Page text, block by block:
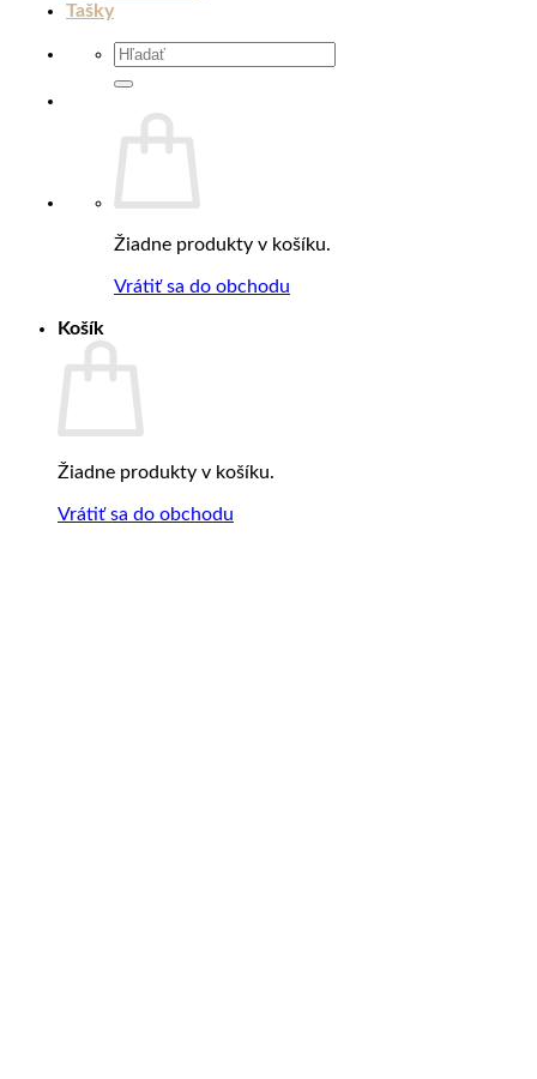
Tašky
Hľadať:
Žiadne produkty v košíku.
Vrátiť sa do obchodu
Košík
Žiadne produkty v košíku.
Vrátiť sa do obchodu